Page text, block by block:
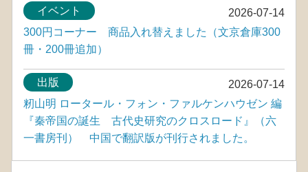
2026-07-14
イベント
300円コーナー 商品入れ替えました（文京倉庫300
冊・200冊追加）
2026-07-14
出版
籾山明 ロータール・フォン・ファルケンハウゼン 編
『秦帝国の誕生 古代史研究のクロスロード』（六
一書房刊） 中国で翻訳版が刊行されました。